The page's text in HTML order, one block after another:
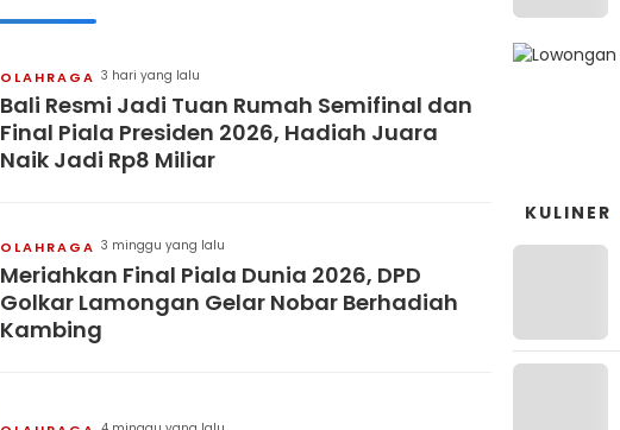
OLAHRAGA 3 hari yang lalu
Bali Resmi Jadi Tuan Rumah Semifinal dan
Final Piala Presiden 2026, Hadiah Juara
Naik Jadi Rp8 Miliar
OLAHRAGA 3 minggu yang lalu
Meriahkan Final Piala Dunia 2026, DPD
Golkar Lamongan Gelar Nobar Berhadiah
Kambing
KULINER